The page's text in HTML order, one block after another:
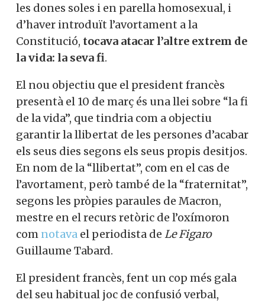
les dones soles i en parella homosexual, i
d’haver introduït l’avortament a la
Constitució, tocava atacar l’altre extrem de
la vida: la seva fi.
El nou objectiu que el president francès
presentà el 10 de març és una llei sobre “la fi
de la vida”, que tindria com a objectiu
garantir la llibertat de les persones d’acabar
els seus dies segons els seus propis desitjos.
En nom de la “llibertat”, com en el cas de
l’avortament, però també de la “fraternitat”,
segons les pròpies paraules de Macron,
mestre en el recurs retòric de l’oxímoron
com notava el periodista de Le Figaro
Guillaume Tabard.
El president francès, fent un cop més gala
del seu habitual joc de confusió verbal,